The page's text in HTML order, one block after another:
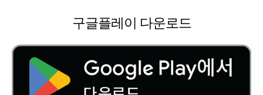
구글플레이 다운로드